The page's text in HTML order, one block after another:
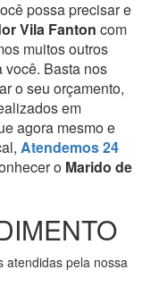
possa precisar e
Vila Fanton com
muitos outros
você. Basta nos
o seu orçamento,
em
agora mesmo e
Atendemos 24
o Marido de
atendidas pela nossa